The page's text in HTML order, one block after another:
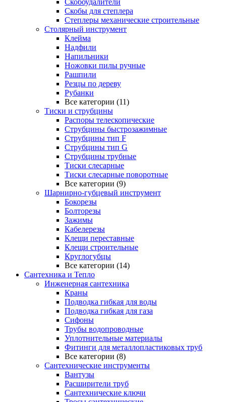
Скобоудалители
Скобы для степлера
Степлеры механические строительные
Столярный инструмент
Клейма
Надфили
Напильники
Ножовки пилы ручные
Рашпили
Резцы по дереву
Рубанки
Все категории (11)
Тиски и струбцины
Распоры телескопические
Струбцины быстрозажимные
Струбцины тип F
Струбцины тип G
Струбцины трубные
Тиски слесарные
Тиски слесарные поворотные
Все категории (9)
Шарнирно-губцевый инструмент
Бокорезы
Болторезы
Зажимы
Кабелерезы
Клещи переставные
Клещи строительные
Круглогубцы
Все категории (14)
Сантехника и Тепло
Инженерная сантехника
Краны
Подводка гибкая для воды
Подводка гибкая для газа
Сифоны
Трубы водопроводные
Уплотнительные материалы
Фитинги для металлопластиковых труб
Все категории (8)
Сантехнические инструменты
Вантузы
Расширители труб
Сантехнические ключи